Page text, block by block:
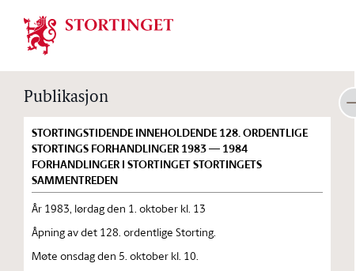
Stortinget.no
Publikasjon
STORTINGSTIDENDE INNEHOLDENDE 128. ORDENTLIGE
STORTINGS FORHANDLINGER 1983 — 1984
FORHANDLINGER I STORTINGET STORTINGETS
SAMMENTREDEN
År 1983, lørdag den 1. oktober kl. 13
Åpning av det 128. ordentlige Storting.
Møte onsdag den 5. oktober kl. 10.